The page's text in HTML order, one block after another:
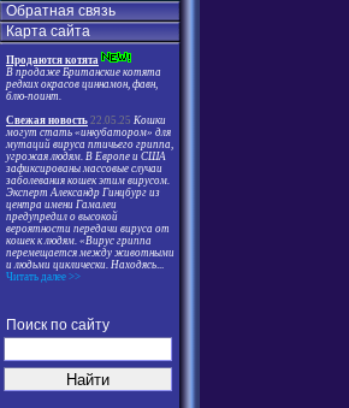
Обратная связь
Карта сайта
Продаются котята
В продаже Британские котята
редких окрасов циннамон, фавн,
блю-поинт.
Свежая новость 22.05.25 Кошки
могут стать «инкубатором» для
мутаций вируса птичьего гриппа,
угрожая людям. В Европе и США
зафиксированы массовые случаи
заболевания кошек этим вирусом.
Эксперт Александр Гинцбург из
центра имени Гамалеи
предупредил о высокой
вероятности передачи вируса от
кошек к людям. «Вирус гриппа
перемещается между животными
и людьми циклически. Находясь...
Читать далее >>
Поиск по сайту